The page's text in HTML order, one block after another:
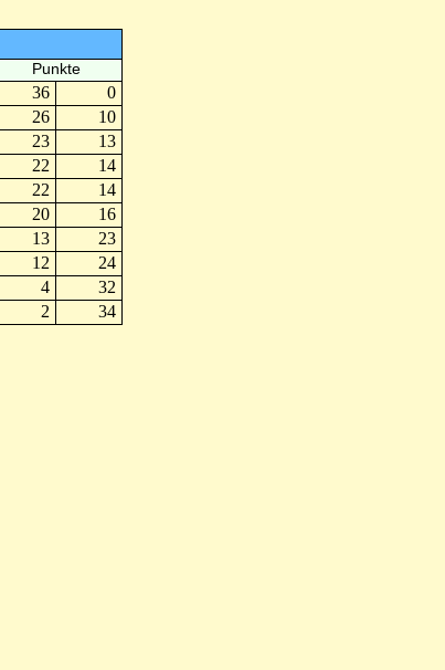
Punkte
36
0
26
10
23
13
22
14
22
14
20
16
13
23
12
24
4
32
2 34